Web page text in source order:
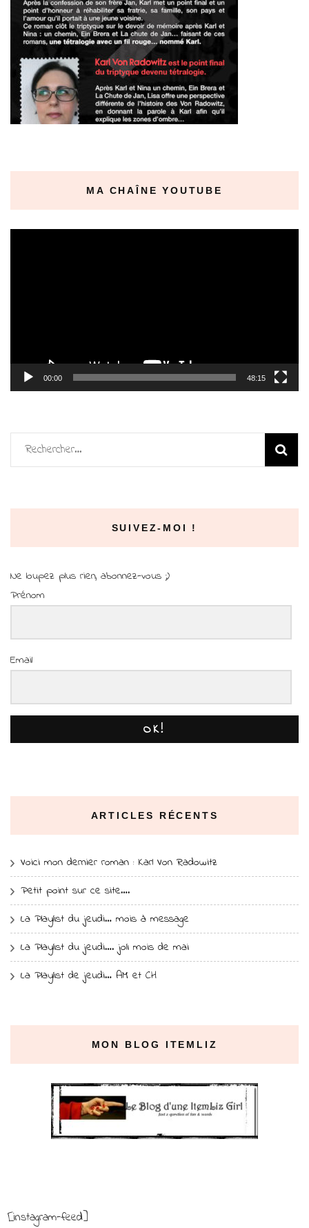
MA CHAÎNE YOUTUBE
00:00 48:15
Rechercher :
SUIVEZ-MOI !
Ne loupez plus rien, abonnez-vous ;)
Prénom
Email
OK!
ARTICLES RÉCENTS
Voici mon dernier roman : Karl Von Radowitz
Petit point sur ce site….
La Playlist du jeudi… mois à message
La Playlist du jeudi…. joli mois de mai
La Playlist de jeudi… AM et CH
MON BLOG ITEMLIZ
[instagram-feed]